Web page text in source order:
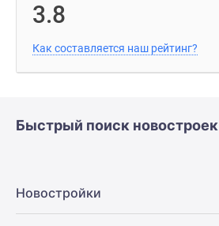
3.8
Как составляется наш рейтинг?
Быстрый поиск новостроек
Новостройки